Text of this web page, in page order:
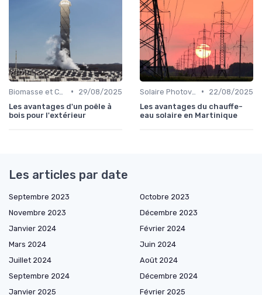
•
29/08/2025
Les avantages d'un poêle à
bois pour l'extérieur
•
22/08/2025
Les avantages du chauffe-
eau solaire en Martinique
Les articles par date
Septembre 2023
Octobre 2023
Novembre 2023
Décembre 2023
Janvier 2024
Février 2024
Mars 2024
Juin 2024
Juillet 2024
Août 2024
Septembre 2024
Décembre 2024
Janvier 2025
Février 2025